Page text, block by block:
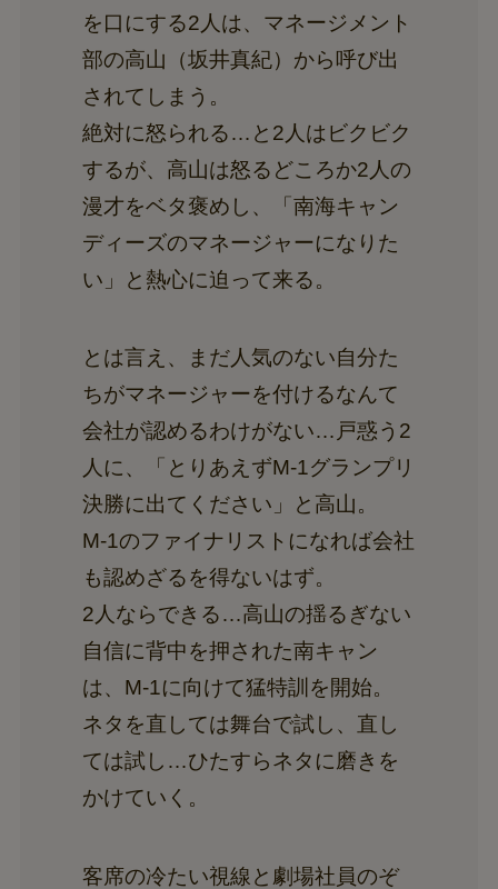
を口にする2人は、マネージメント
部の高山（坂井真紀）から呼び出
されてしまう。
絶対に怒られる…と2人はビクビク
するが、高山は怒るどころか2人の
漫才をベタ褒めし、「南海キャン
ディーズのマネージャーになりた
い」と熱心に迫って来る。
とは言え、まだ人気のない自分た
ちがマネージャーを付けるなんて
会社が認めるわけがない…戸惑う2
人に、「とりあえずM-1グランプリ
決勝に出てください」と高山。
M-1のファイナリストになれば会社
も認めざるを得ないはず。
2人ならできる…高山の揺るぎない
自信に背中を押された南キャン
は、M-1に向けて猛特訓を開始。
ネタを直しては舞台で試し、直し
ては試し…ひたすらネタに磨きを
かけていく。
客席の冷たい視線と劇場社員のぞ